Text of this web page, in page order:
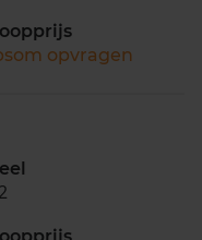
opvragen